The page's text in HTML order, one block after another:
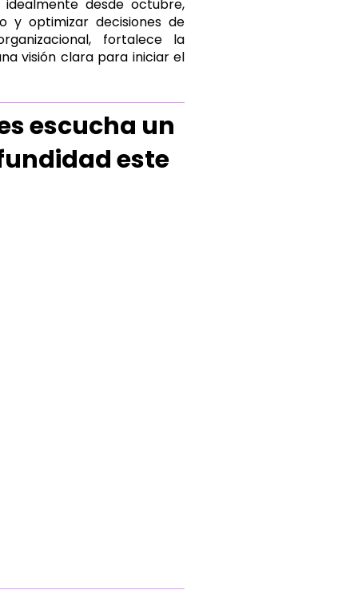
desde octubre,
y optimizar decisiones de
fortalece la
visión clara para iniciar el
escucha un
este